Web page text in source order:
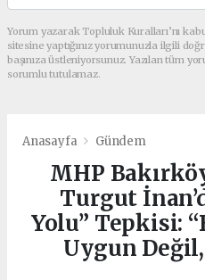
Yorum yazarak Topluluk Kuralları’nı
sitesine yaptığınız yorumunuzla ilgili
başınıza üstleniyorsunuz. Yazılan tüm
sorumlu tutulamaz.
Anasayfa Gündem
MHP
Turgut
Yolu” Tepkisi:
Uygun Değil,